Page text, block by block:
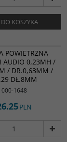
DO KOSZYKA
POWIETRZNA
AUDIO 0,23MH /
/ DR.0,63MM /
DŁ.8MM
000-1648
PLN